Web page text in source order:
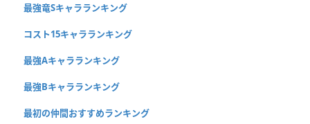
最強竜Sキャラランキング
コスト15キャラランキング
最強Aキャラランキング
最強Bキャラランキング
最初の仲間おすすめランキング